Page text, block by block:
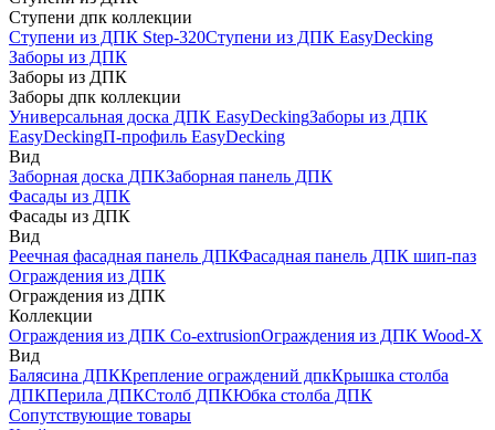
Ступени дпк коллекции
Ступени из ДПК Step-320Ступени из ДПК EasyDecking
Заборы из ДПК
Заборы из ДПК
Заборы дпк коллекции
Универсальная доска ДПК EasyDeckingЗаборы из ДПК
EasyDeckingП-профиль EasyDecking
Вид
Заборная доска ДПКЗаборная панель ДПК
Фасады из ДПК
Фасады из ДПК
Вид
Реечная фасадная панель ДПКФасадная панель ДПК шип-паз
Ограждения из ДПК
Ограждения из ДПК
Коллекции
Ограждения из ДПК Co-extrusionОграждения из ДПК Wood-X
Вид
Балясина ДПККрепление ограждений дпкКрышка столба
ДПКПерила ДПКСтолб ДПКЮбка столба ДПК
Сопутствующие товары